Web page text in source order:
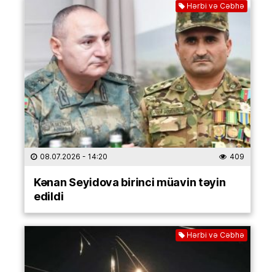
Hərbi və Cəbhə
08.07.2026 - 14:20 409
Kənan Seyidova birinci müavin təyin
edildi
Hərbi və Cəbhə